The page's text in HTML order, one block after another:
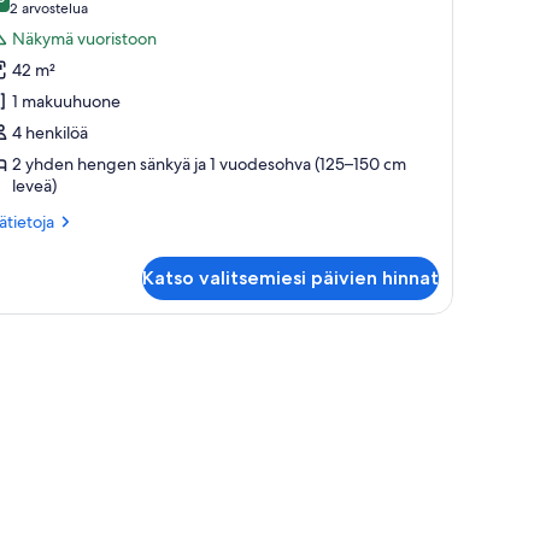
kautta 10
2 arvostelua
(2
arvostelua)
Näkymä vuoristoon
42 m²
1 makuuhuone
4 henkilöä
2 yhden hengen sänkyä ja 1 vuodesohva (125–150 cm
leveä)
Katso valitsemiesi päivien hinnat
keittiö.ja sen ympärillä on vehreää kasvillisuutta ja puita.